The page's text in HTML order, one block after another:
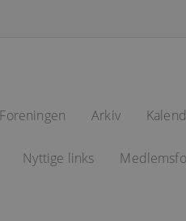
Arkiv
Nyttige links